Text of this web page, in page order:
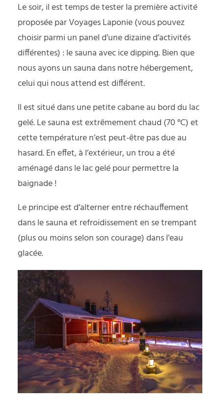
Le soir, il est temps de tester la première activité
proposée par Voyages Laponie (vous pouvez
choisir parmi un panel d’une dizaine d’activités
différentes) : le sauna avec ice dipping. Bien que
nous ayons un sauna dans notre hébergement,
celui qui nous attend est différent.
Il est situé dans une petite cabane au bord du lac
gelé. Le sauna est extrêmement chaud (70 °C) et
cette température n’est peut-être pas due au
hasard. En effet, à l’extérieur, un trou a été
aménagé dans le lac gelé pour permettre la
baignade !
Le principe est d’alterner entre réchauffement
dans le sauna et refroidissement en se trempant
(plus ou moins selon son courage) dans l’eau
glacée.